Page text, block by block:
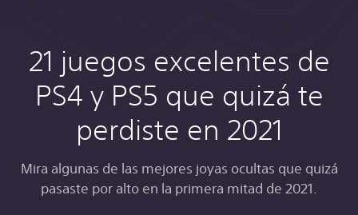
21 juegos excelentes de
PS4 y PS5 que quizá te
perdiste en 2021
Mira algunas de las mejores joyas ocultas que quizá
pasaste por alto en la primera mitad de 2021.